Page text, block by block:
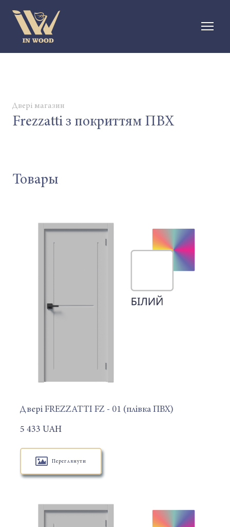
Двері магазин
Frezzatti з покриттям ПВХ
Товары
Двері FREZZATTI FZ - 01 (плівка ПВХ)
5 433 UAH
Переглянути